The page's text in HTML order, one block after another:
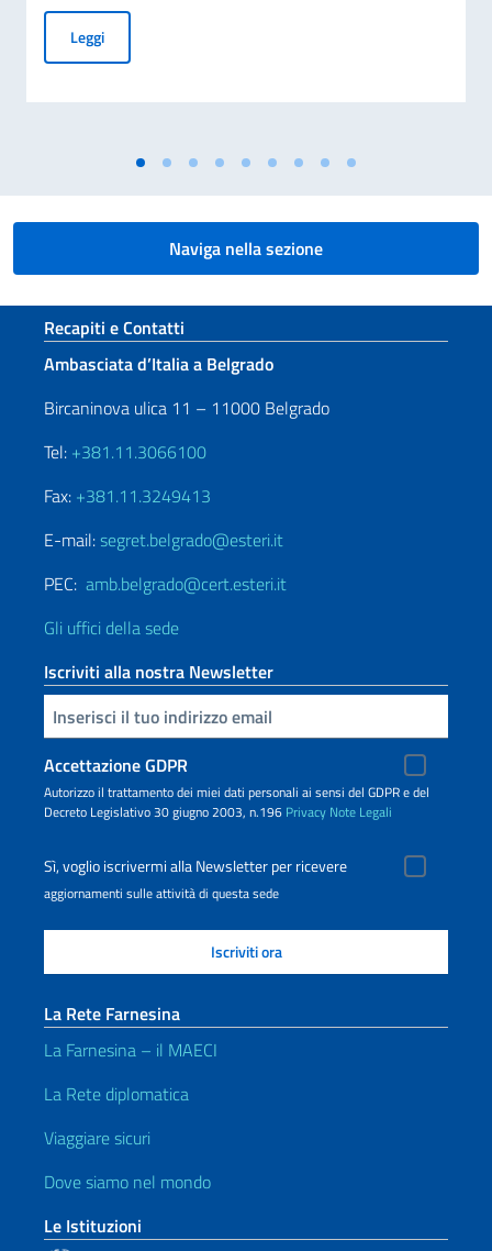
LeggiCOMMEMORAZIONE DEL 70. ANNIVERSARIO DEL
Naviga nella sezione
Sezione footer
Recapiti e Contatti
Ambasciata d’Italia a Belgrado
Bircaninova ulica 11 – 11000 Belgrado
Tel: +381.11.3066100
Fax: +381.11.3249413
E-mail:segret.belgrado@esteri.it
PEC: amb.belgrado@cert.esteri.it
Gli uffici della sede
Iscriviti alla nostra Newsletter
Inserisci la tua email
Accettazione GDPR
Autorizzo il trattamento dei miei dati personali ai sensi del GDPR e del
Decreto Legislativo 30 giugno 2003, n.196 Privacy Note Legali
Sì, voglio iscrivermi alla Newsletter per ricevere
aggiornamenti sulle attività di questa sede
La Rete Farnesina
La Farnesina – il MAECI
La Rete diplomatica
Viaggiare sicuri
Dove siamo nel mondo
Le Istituzioni